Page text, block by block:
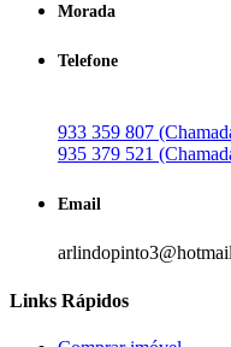
Morada
Telefone
933 359 807
935 379 521
Email
Links Rápidos